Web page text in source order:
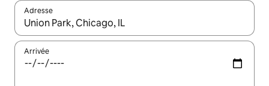
Adresse
Lorsque les résultats s'affichent, utilisez les flèches vers le
Arrivée